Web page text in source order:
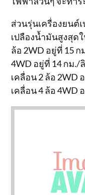
ส่วนรุ่นเครื่องยนต์
เปลืองน้ำมันสูงสุด
ล้อ 2WD อยู่ที่ 15
4WD อยู่ที่ 14 กม./
เคลื่อน 2 ล้อ 2WD
เคลื่อน 4 ล้อ 4WD